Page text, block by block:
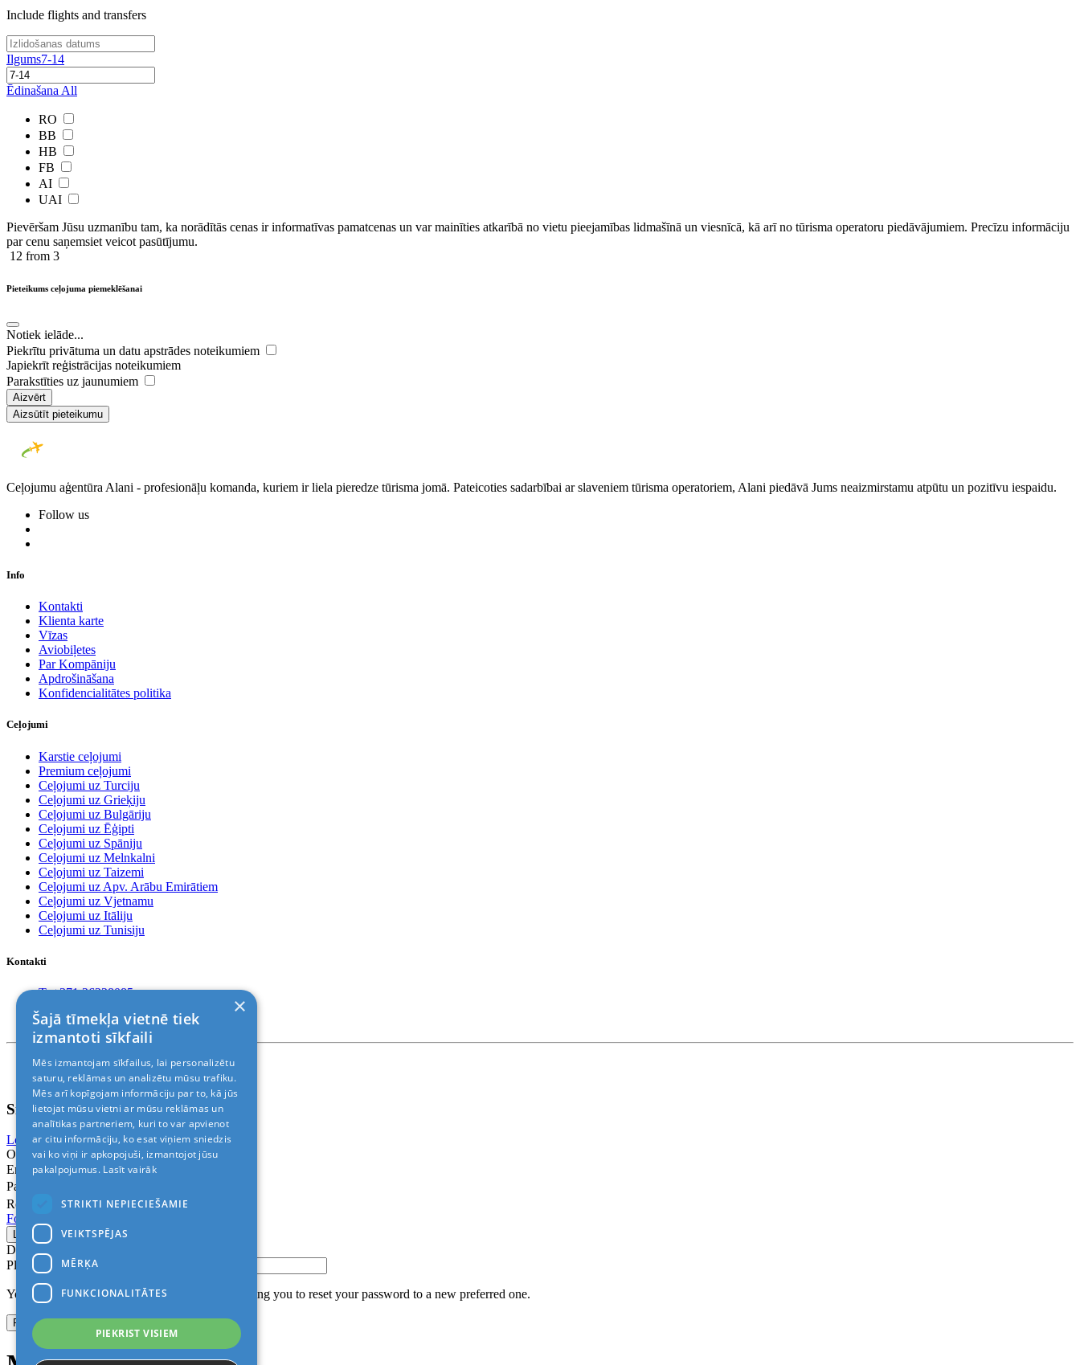
Include flights and transfers
Ilgums7-14
Ēdinašana All
RO
BB
HB
FB
AI
UAI
Pievēršam Jūsu uzmanību tam, ka norādītās cenas ir ​informatīvas ​pamatcenas un var mainīties atkarībā ​no ​vietu pieejamības lidmašīnā un viesnīcā, kā arī no tūrisma operatoru piedāvājumiem. Precīzu informāciju
par cenu saņemsiet veicot pasūtījumu.
12 from 3
Pieteikums ceļojuma piemeklēšanai
Notiek ielāde...
Piekrītu privātuma un datu apstrādes noteikumiem
Japiekrīt reģistrācijas noteikumiem
Parakstīties uz jaunumiem
Aizvērt
Aizsūtīt pieteikumu
Ceļojumu aģentūra Alani - profesionāļu komanda, kuriem ir liela pieredze tūrisma jomā. Pateicoties sadarbībai ar slaveniem tūrisma operatoriem, Alani piedāvā Jums neaizmirstamu atpūtu un pozitīvu iespaidu.
Follow us
Info
Kontakti
Klienta karte
Vīzas
Aviobiļetes
Par Kompāniju
Apdrošināšana
Konfidencialitātes politika
Ceļojumi
Karstie ceļojumi
Premium ceļojumi
Ceļojumi uz Turciju
Ceļojumi uz Grieķiju
Ceļojumi uz Bulgāriju
Ceļojumi uz Ēģipti
Ceļojumi uz Spāniju
Ceļojumi uz Melnkalni
Ceļojumi uz Taizemi
Ceļojumi uz Apv. Arābu Emirātiem
Ceļojumi uz Vjetnamu
Ceļojumi uz Itāliju
Ceļojumi uz Tunisiju
Kontakti
T. +371 26228085
Rīga, Kr.Barona 88
Nosacījumi un atrunas
© 2011-2026> «ALANI SIA»
Sign In
Login with Facebook Login with Google
Or
Email
Password
Remember me
Forgot Password?
Don’t have an account?
Please confirm login email below
You will receive an email containing a link allowing you to reset your password to a new preferred one.
×
Šajā tīmekļa vietnē tiek
izmantoti sīkfaili
Mēs izmantojam sīkfailus, lai personalizētu
saturu, reklāmas un analizētu mūsu trafiku.
Mēs arī kopīgojam informāciju par to, kā jūs
lietojat mūsu vietni ar mūsu reklāmas un
analītikas partneriem, kuri to var apvienot
ar citu informāciju, ko esat viņiem sniedzis
vai ko viņi ir apkopojuši, izmantojot jūsu
pakalpojumus. Lasīt vairāk
STRIKTI NEPIECIEŠAMIE
VEIKTSPĒJAS
MĒRĶA
FUNKCIONALITĀTES
PIEKRIST VISIEM